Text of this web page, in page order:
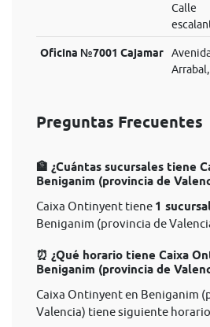
Calle
Oficina №7001 Cajamar
Arrabal,
Preguntas Frecuentes
🏦 ¿Cuántas sucursales tiene
Beniganim (provincia de
Caixa Ontinyent tiene 1
Beniganim (provincia de
⏰ ¿Qué horario tiene Caixa
Beniganim (provincia de
Caixa Ontinyent en Beniganim
Valencia) tiene siguiente